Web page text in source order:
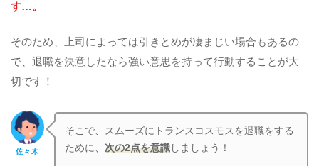
す…。
そのため、上司によっては引きとめが凄まじい場合もあるの
で、退職を決意したなら強い意思を持って行動することが大
切です！
佐々木
そこで、スムーズにトランスコスモスを退職をする
ために、次の2点を意識 しましょう！